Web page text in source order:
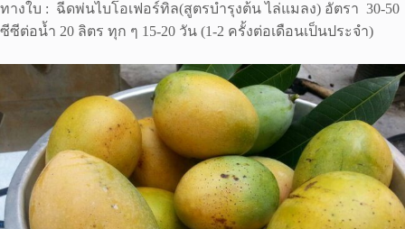
ทางใบ : ฉีดพ่นไบโอเฟอร์ทิล(สูตรบำรุงต้น ไล่แมลง) อัตรา 30-50
ซีซีต่อน้ำ 20 ลิตร ทุก ๆ 15-20 วัน (1-2 ครั้งต่อเดือนเป็นประจำ)